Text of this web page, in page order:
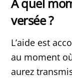
A quel
versée ?
L’aide est
au moment
aurez